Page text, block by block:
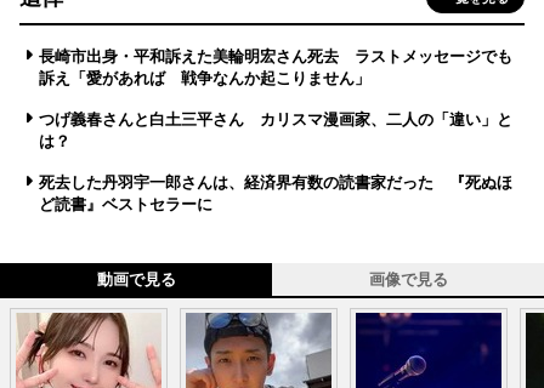
長崎市出身・平和訴えた美輪明宏さん死去 ラストメッセージでも
訴え「愛があれば 戦争なんか起こりません」
つげ義春さんと白土三平さん カリスマ漫画家、二人の「違い」と
は？
死去した丹羽宇一郎さんは、経済界有数の読書家だった 『死ぬほ
ど読書』ベストセラーに
動画で見る 画像で見る